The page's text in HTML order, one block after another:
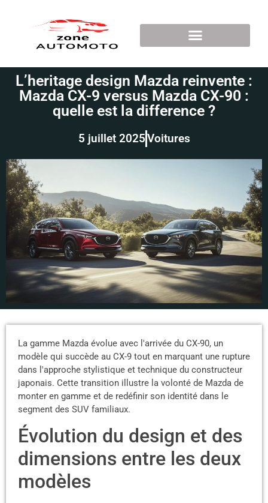
L’heritage design Mazda reinvente :
Mazda CX-9 versus Mazda CX-90 :
quelle est la difference ?
5 juillet 2025Voitures
La gamme Mazda évolue avec l'arrivée du CX-90, un
modèle qui succède au CX-9 tout en marquant une rupture
dans l'approche stylistique et technique du constructeur
japonais. Cette transition illustre la volonté de Mazda de
monter en gamme et de redéfinir son identité dans le
segment des SUV familiaux.
Évolution du design et des
dimensions entre les deux
modèles